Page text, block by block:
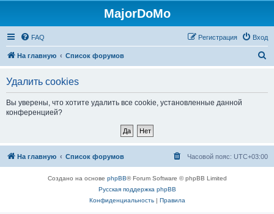
MajorDoMo
FAQ Вход
Регистрация
На главную Список форумов
Удалить cookies
Вы уверены, что хотите удалить все cookie, установленные данной
конференцией?
На главную Список форумов Часовой пояс: UTC+03:00
Создано на основе phpBB® Forum Software © phpBB Limited
Русская поддержка phpBB
Конфиденциальность| Правила